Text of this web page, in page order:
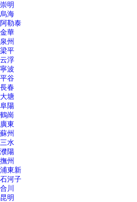
崇明
烏海
阿勒泰
金華
泉州
梁平
云浮
寧波
平谷
長春
大塘
阜陽
鶴崗
廣東
蘇州
三水
濮陽
撫州
浦東新
石河子
合川
昆明